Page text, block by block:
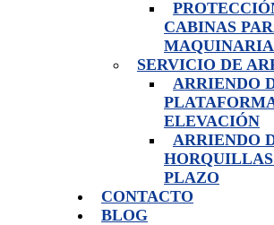
CABINAS
SERVICIO DE
ARRIENDO
ELEVACIÓN
ARRIENDO
PLAZO
CONTACTO
BLOG